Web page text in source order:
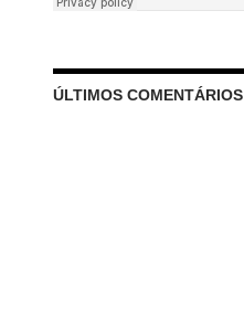
ÚLTIMOS COMENTÁRIOS